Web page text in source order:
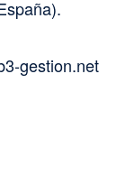
gestion.net